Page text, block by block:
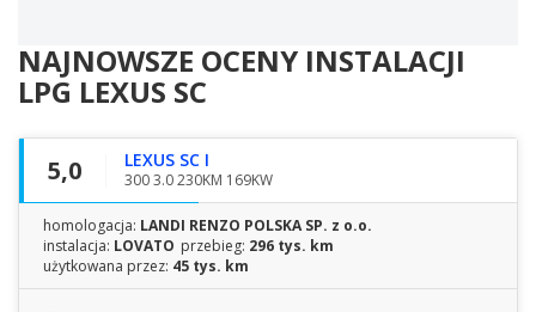
NAJNOWSZE OCENY INSTALACJI
LPG LEXUS SC
5,0 LEXUS SC I
300 3.0 230KM 169KW
homologacja: LANDI RENZO POLSKA SP. z o.o.
instalacja: LOVATO przebieg: 296 tys. km
użytkowana przez: 45 tys. km